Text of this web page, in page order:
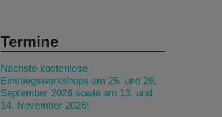
Termine
Nächste kostenlose
Einstiegsworkshops am 25. und 26.
September 2026 sowie am 13. und
14. November 2026!